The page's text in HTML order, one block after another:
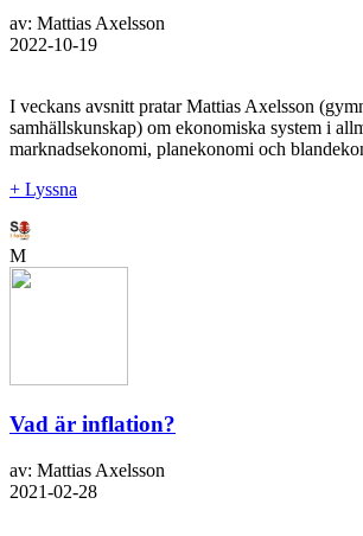
av: Mattias Axelsson
2022-10-19
I veckans avsnitt pratar Mattias Axelsson
samhällskunskap) om ekonomiska system i
marknadsekonomi, planekonomi och
+ Lyssna
M
Vad är inflation?
av: Mattias Axelsson
2021-02-28